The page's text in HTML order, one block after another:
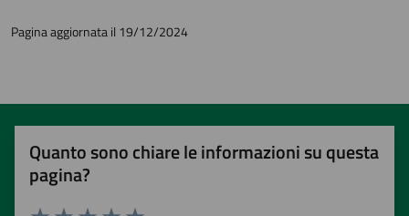
Pagina aggiornata il 19/12/2024
Quanto sono chiare le informazioni su questa
pagina?